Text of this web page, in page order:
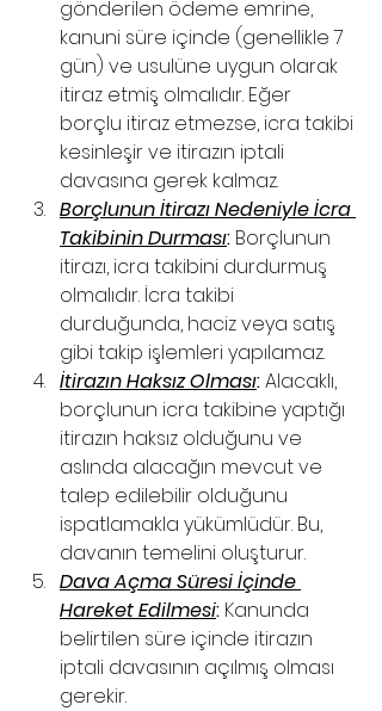
gönderilen ödeme emrine,
kanuni süre içinde (genellikle 7
gün) ve usulüne uygun olarak
itiraz etmiş olmalıdır. Eğer
borçlu itiraz etmezse, icra takibi
kesinleşir ve itirazın iptali
davasına gerek kalmaz.
Borçlunun İtirazı Nedeniyle İcra
Takibinin Durması: Borçlunun
itirazı, icra takibini durdurmuş
olmalıdır. İcra takibi
durduğunda, haciz veya satış
gibi takip işlemleri yapılamaz.
İtirazın Haksız Olması: Alacaklı,
borçlunun icra takibine yaptığı
itirazın haksız olduğunu ve
aslında alacağın mevcut ve
talep edilebilir olduğunu
ispatlamakla yükümlüdür. Bu,
davanın temelini oluşturur.
Dava Açma Süresi İçinde
Hareket Edilmesi: Kanunda
belirtilen süre içinde itirazın
iptali davasının açılmış olması
gerekir.